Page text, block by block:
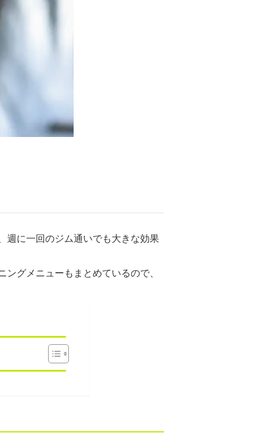
週に一回のジム通いでも大きな効果
グメニューもまとめているので、